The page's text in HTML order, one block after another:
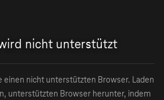
nicht unterstützt
einen nicht unterstützten Browser. Laden
unterstützten Browser herunter, indem